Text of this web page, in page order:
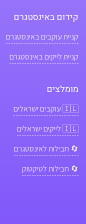
קידום באינסטגרם
קניית עוקבים באינסטגרם
קניית לייקים באינסטגרם
מומלצים
🇮🇱עוקבים ישראלים
🇮🇱לייקים ישראלים
🔄 חבילות לאינסטגרם
🔄 חבילות לטיקטוק